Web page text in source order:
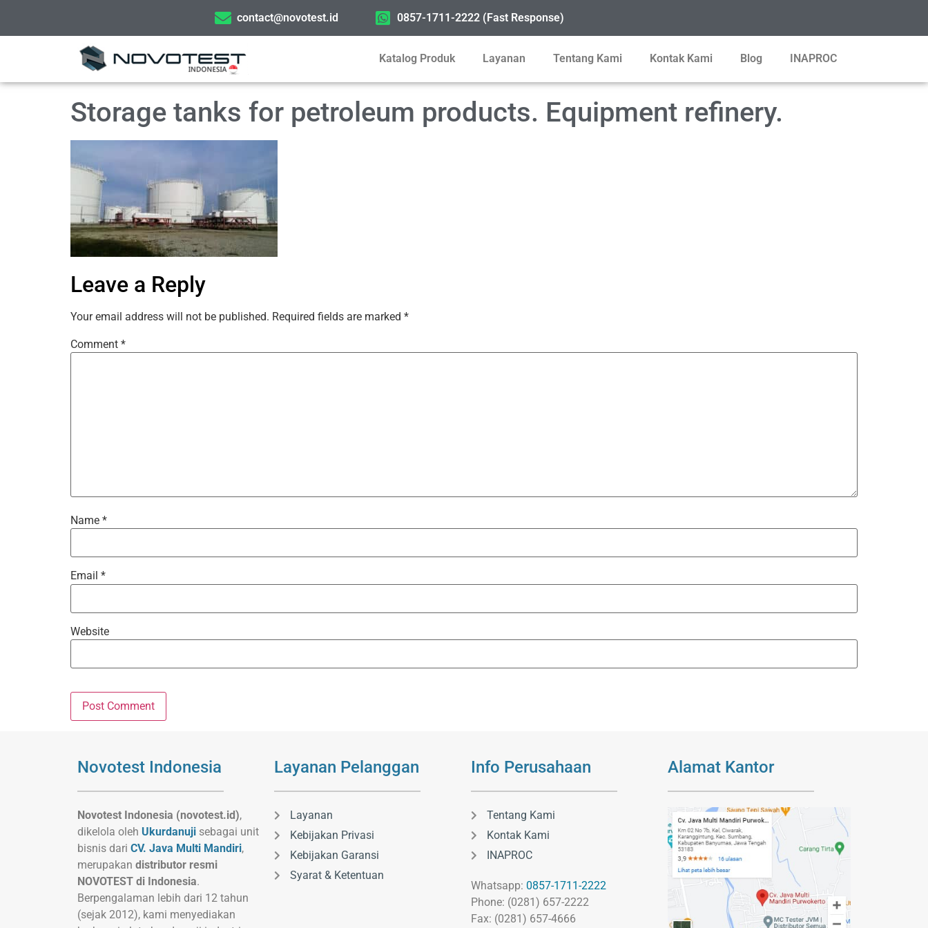
contact@novotest.id 0857-1711-2222 (Fast Response)
Katalog Produk Layanan Tentang Kami Kontak Kami Blog INAPROC
Storage tanks for petroleum products. Equipment refinery.
Leave a Reply
Your email address will not be published. Required fields are marked *
Comment *
Name *
Email *
Website
Novotest Indonesia
Novotest Indonesia (novotest.id),
dikelola oleh Ukurdanuji sebagai unit
bisnis dari CV. Java Multi Mandiri,
merupakan distributor resmi
NOVOTEST di Indonesia.
Berpengalaman lebih dari 12 tahun
(sejak 2012), kami menyediakan
Layanan Pelanggan
Layanan
Kebijakan Privasi
Kebijakan Garansi
Syarat & Ketentuan
Info Perusahaan
Tentang Kami
Kontak Kami
INAPROC
Whatsapp: 0857-1711-2222
Phone: (0281) 657-2222
Fax: (0281) 657-4666
Alamat Kantor